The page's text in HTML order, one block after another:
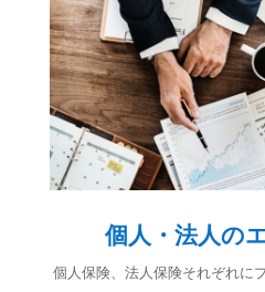
個人・法人の
個人保険、法人保険それぞれに